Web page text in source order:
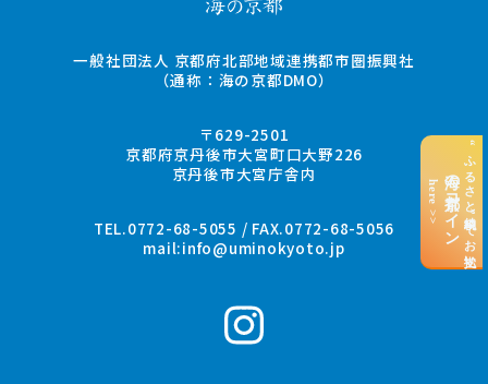
“ふるさと納税”でお支払い
海の京都コイン
here >>
一般社団法人 京都府北部地域連携都市圏振興社
（通称：海の京都DMO）
〒629-2501
京都府京丹後市大宮町口大野226
京丹後市大宮庁舎内
TEL.0772-68-5055 / FAX.0772-68-5056
mail:info@uminokyoto.jp